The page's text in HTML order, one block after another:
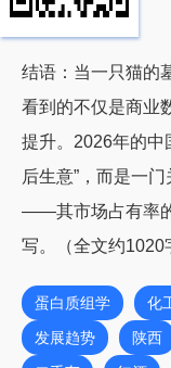
黏性衍生领域。
结语：当一只猫的
看到的不仅是商业
提升。2026年的中
后生意”，而是一
——其市场占有率
写。（全文约1020
蛋白质组学 化
发展趋势
陕西